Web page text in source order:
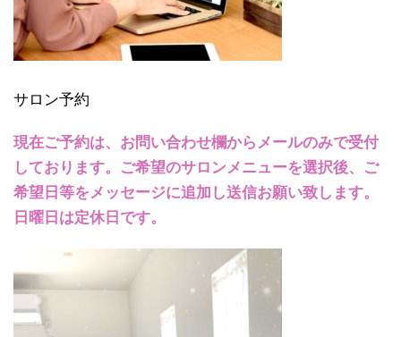
サロン予約
現在ご予約は、お問い合わせ欄からメールのみで受付
しております。ご希望のサロンメニューを選択後、ご
希望日等をメッセージに追加し送信お願い致します。
日曜日は定休日です。